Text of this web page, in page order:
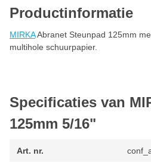
Productinformatie
MIRKAAbranet Steunpad 125mm
multihole schuurpapier.
Specificaties van
125mm 5/16"
Art. nr.